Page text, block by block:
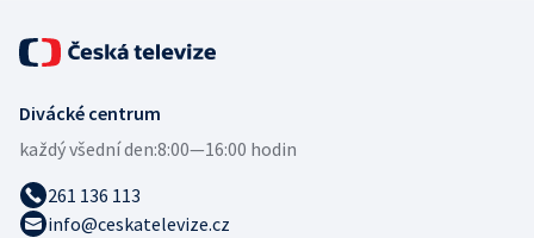
Divácké centrum
každý všední den:8:00—16:00 hodin
261 136 113
info@ceskatelevize.cz